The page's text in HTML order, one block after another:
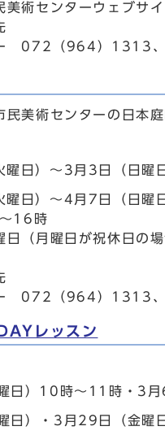
術センターウェブサイ
ー 072（964）1313
民美術センターの日本庭
日）～3月3日（日曜
日）～4月7日（日曜
16時
（月曜日が祝休日の
ー 072（964）1313
レッスン
日）10時～11時・3
日）・3月29日（金曜